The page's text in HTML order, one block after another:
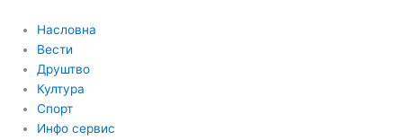
садржај
Насловна
Вести
Друштво
Култура
Спорт
Инфо сервис